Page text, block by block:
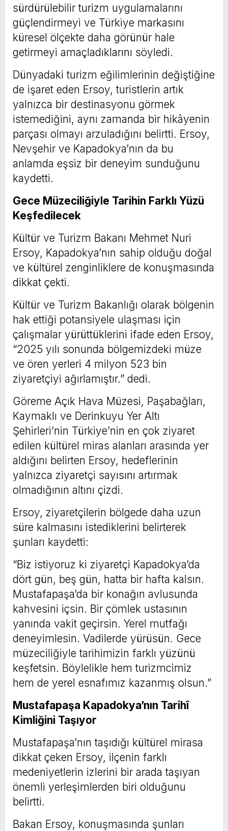
sürdürülebilir turizm uygulamalarını
güçlendirmeyi ve Türkiye markasını
küresel ölçekte daha görünür hale
getirmeyi amaçladıklarını söyledi.
Dünyadaki turizm eğilimlerinin değiştiğine
de işaret eden Ersoy, turistlerin artık
yalnızca bir destinasyonu görmek
istemediğini, aynı zamanda bir hikâyenin
parçası olmayı arzuladığını belirtti. Ersoy,
Nevşehir ve Kapadokya’nın da bu
anlamda eşsiz bir deneyim sunduğunu
kaydetti.
Gece Müzeciliğiyle Tarihin Farklı Yüzü
Keşfedilecek
Kültür ve Turizm Bakanı Mehmet Nuri
Ersoy, Kapadokya’nın sahip olduğu doğal
ve kültürel zenginliklere de konuşmasında
dikkat çekti.
Kültür ve Turizm Bakanlığı olarak bölgenin
hak ettiği potansiyele ulaşması için
çalışmalar yürüttüklerini ifade eden Ersoy,
“2025 yılı sonunda bölgemizdeki müze
ve ören yerleri 4 milyon 523 bin
ziyaretçiyi ağırlamıştır.” dedi.
Göreme Açık Hava Müzesi, Paşabağları,
Kaymaklı ve Derinkuyu Yer Altı
Şehirleri’nin Türkiye’nin en çok ziyaret
edilen kültürel miras alanları arasında yer
aldığını belirten Ersoy, hedeflerinin
yalnızca ziyaretçi sayısını artırmak
olmadığının altını çizdi.
Ersoy, ziyaretçilerin bölgede daha uzun
süre kalmasını istediklerini belirterek
şunları kaydetti:
“Biz istiyoruz ki ziyaretçi Kapadokya’da
dört gün, beş gün, hatta bir hafta kalsın.
Mustafapaşa’da bir konağın avlusunda
kahvesini içsin. Bir çömlek ustasının
yanında vakit geçirsin. Yerel mutfağı
deneyimlesin. Vadilerde yürüsün. Gece
müzeciliğiyle tarihimizin farklı yüzünü
keşfetsin. Böylelikle hem turizmcimiz
hem de yerel esnafımız kazanmış olsun.”
Mustafapaşa Kapadokya’nın Tarihî
Kimliğini Taşıyor
Mustafapaşa’nın taşıdığı kültürel mirasa
dikkat çeken Ersoy, ilçenin farklı
medeniyetlerin izlerini bir arada taşıyan
önemli yerleşimlerden biri olduğunu
belirtti.
Bakan Ersoy, konuşmasında şunları